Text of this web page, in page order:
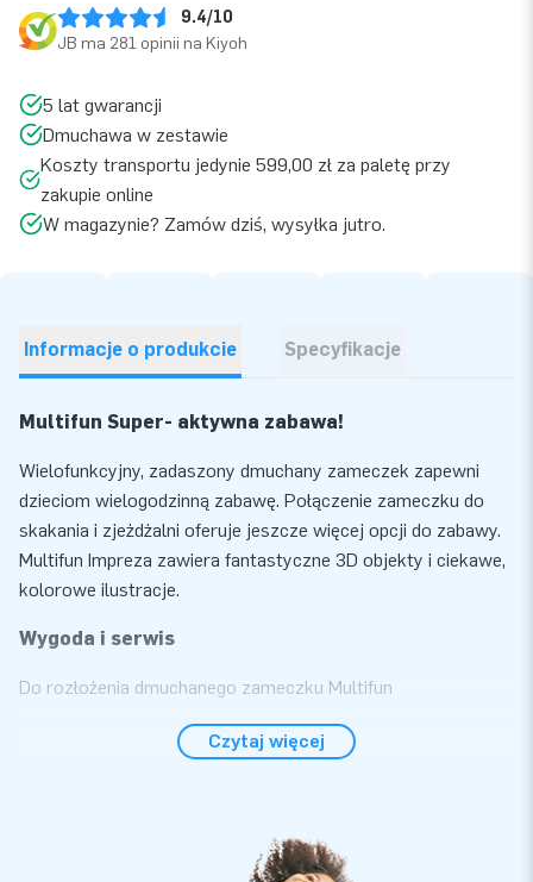
9.4/10
JB ma 281 opinii na Kiyoh
5 lat gwarancji
Dmuchawa w zestawie
Koszty transportu jedynie 599,00 zł za paletę przy
zakupie online
W magazynie? Zamów dziś, wysyłka jutro.
Informacje o produkcie Specyfikacje
Multifun Super- aktywna zabawa!
Wielofunkcyjny, zadaszony dmuchany zameczek zapewni
dzieciom wielogodzinną zabawę. Połączenie zameczku do
skakania i zjeżdżalni oferuje jeszcze więcej opcji do zabawy.
Multifun Impreza zawiera fantastyczne 3D objekty i ciekawe,
kolorowe ilustracje.
Wygoda i serwis
Do rozłożenia dmuchanego zameczku Multifun
potrzebujesz zalednie 10 minut. Dmuchaniec jest
dmuchańca dmuchawe, materiały mocujące oraz torbę do
transportu dostaniesz za darmo. Zestaw zawiera wszystko
Czytaj więcej